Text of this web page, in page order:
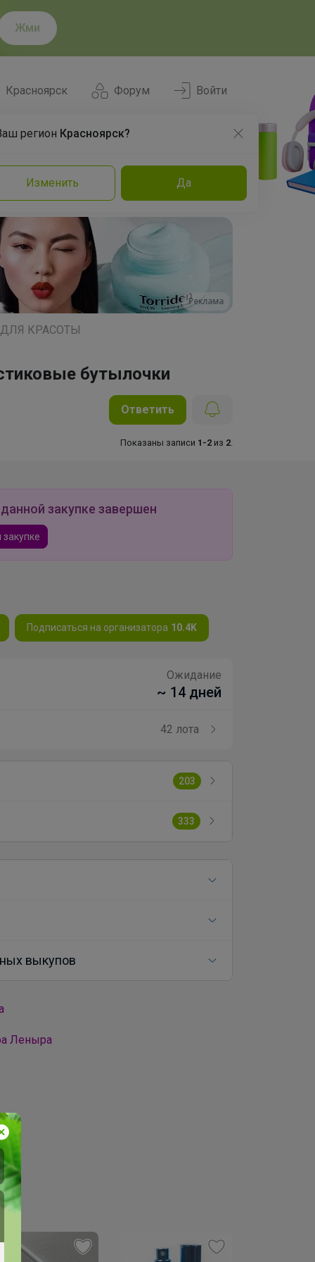
Жми
Форум
Красноярск
регион Красноярск?
Изменить Да
Войти
Команда Эксперты
Реклама
КРАСОТЫ
бутылочки
Ответить
Показаны записи 1-2 из 2
закупке завершен
Подписаться на организатора 10.4K
Ожидание
~ 14 дней
42 лота
203
333
выкупов
Леныра